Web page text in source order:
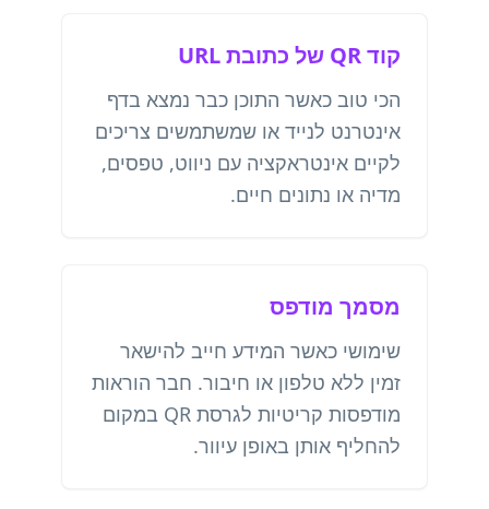
קוד QR של כתובת URL
הכי טוב כאשר התוכן כבר נמצא בדף
אינטרנט לנייד או שמשתמשים צריכים
לקיים אינטראקציה עם ניווט, טפסים,
מדיה או נתונים חיים.
מסמך מודפס
שימושי כאשר המידע חייב להישאר
זמין ללא טלפון או חיבור. חבר הוראות
מודפסות קריטיות לגרסת QR במקום
להחליף אותן באופן עיוור.